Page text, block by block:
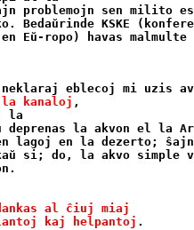
problemojn sen milito
Bedaŭrinde KSKE
Eŭ-ropo) havas malmulte
neklaraj eblecoj mi uzis
kanaloj ,
la
deprenas la akvon el la
lagoj en la dezerto;
si; do, la akvo simple
al ĉiuj miaj
kaj helpantoj